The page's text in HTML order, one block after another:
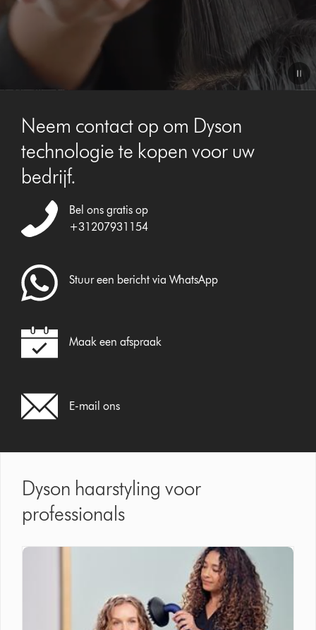
Neem contact op om Dyson
technologie te kopen voor uw
bedrijf.
Bel ons gratis op
+31207931154
Stuur een bericht via WhatsApp
Maak een afspraak
E-mail ons
Dyson haarstyling voor
professionals